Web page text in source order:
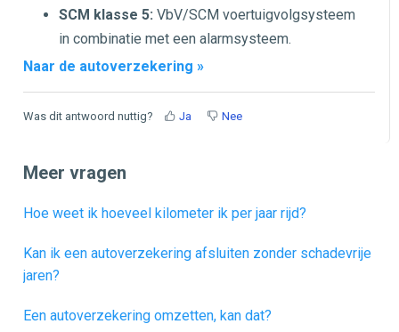
SCM klasse 5: VbV/SCM voertuigvolgsysteem
in combinatie met een alarmsysteem.
Naar de autoverzekering »
Was dit antwoord nuttig? Ja Nee
Meer vragen
Hoe weet ik hoeveel kilometer ik per jaar rijd?
Kan ik een autoverzekering afsluiten zonder schadevrije
jaren?
Een autoverzekering omzetten, kan dat?